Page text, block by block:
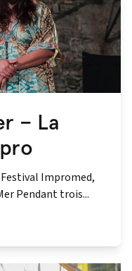
– La
Impromed,
Pendant trois...